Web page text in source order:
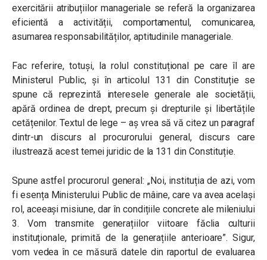
exercitării atribuțiilor manageriale se referă la organizarea
eficientă a activității, comportamentul, comunicarea,
asumarea responsabilităților, aptitudinile manageriale.
Fac referire, totuși, la rolul constituțional pe care îl are
Ministerul Public, și în articolul 131 din Constituție se
spune că reprezintă interesele generale ale societății,
apără ordinea de drept, precum și drepturile și libertățile
cetățenilor. Textul de lege – aș vrea să vă citez un paragraf
dintr-un discurs al procurorului general, discurs care
ilustrează acest temei juridic de la 131 din Constituție.
Spune astfel procurorul general: „Noi, instituția de azi, vom
fi esența Ministerului Public de mâine, care va avea același
rol, aceeași misiune, dar în condițiile concrete ale mileniului
3. Vom transmite generațiilor viitoare făclia culturii
instituționale, primită de la generațiile anterioare”. Sigur,
vom vedea în ce măsură datele din raportul de evaluarea